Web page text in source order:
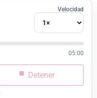
Velocidad
05:00
Detener